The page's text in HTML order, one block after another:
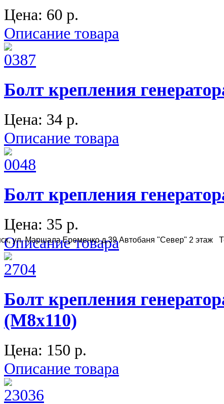
ул. Маршала Еременко д.39 Автобаня "Север" 2 этаж
Цена: 60 p.
Описание товара
Болт крепления
Цена: 34 p.
Описание товара
Болт крепления
Цена: 35 p.
Описание товара
Болт крепления
(М8х110)
Цена: 150 p.
Описание товара